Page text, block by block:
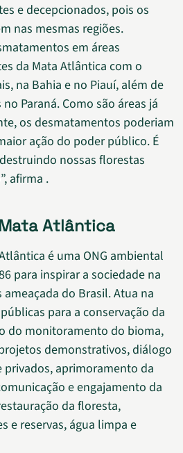
e decepcionados, pois os
nas mesmas regiões.
em áreas
da Mata Atlântica com o
na Bahia e no Piauí, além de
Paraná. Como são áreas já
os desmatamentos poderiam
ação do poder público. É
nossas florestas
afirma .
Atlântica
é uma ONG ambiental
para inspirar a sociedade na
do Brasil. Atua na
para a conservação da
do monitoramento do bioma,
demonstrativos, diálogo
aprimoramento da
e engajamento da
da floresta,
e reservas, água limpa e